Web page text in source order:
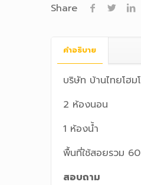
Share
คำอธิบาย
บริษัท บ้านไทยโฮ
2 ห้องนอน
1 ห้องน้ำ
พื้นที่ใช้สอยรวม
สอบถาม